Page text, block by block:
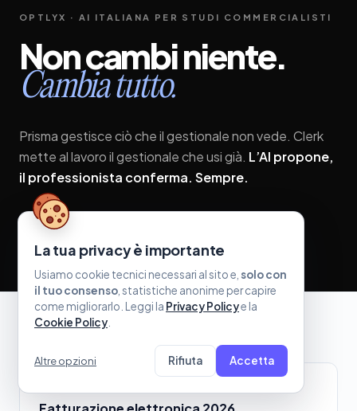
OPTLYX · AI ITALIANA PER STUDI COMMERCIALISTI
Noncambiniente.
Cambia tutto.
Prisma gestisce ciò che il gestionale non vede. Clerk
mette al lavoro il gestionale che usi già. L’AI propone,
il professionista conferma. Sempre.
Scopri Prisma
La tua privacy è importante
Usiamo cookie tecnici necessari al sito e, solo con
il tuo consenso , statistiche anonime per capire
come migliorarlo. Leggi la Privacy Policye la
Cookie Policy
Altre opzioni Rifiuta Accetta